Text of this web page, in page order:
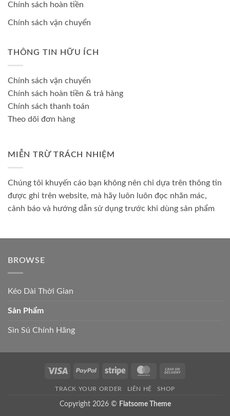
Chính sách hoàn tiền
Chính sách vận chuyển
THÔNG TIN HỮU ÍCH
Chính sách vận chuyển
Chính sách hoàn tiền & trả hàng
Chính sách thanh toán
Theo dõi đơn hàng
MIỄN TRỪ TRÁCH NHIỆM
Chúng tôi khuyến cáo bạn không nên chỉ dựa trên thông tin
được ghi trên website, mà hãy luôn luôn đọc nhãn mác,
cảnh báo và hướng dẫn sử dụng trước khi dùng sản phẩm
BROWSE
Kéo Dài Thời Gian
Sản Phẩm
Sìn Sú Chính Hãng
Visa PayPal Stripe MasterCard
TRACK YOUR ORDER LIÊN HỆ SHOP
Copyright 2026 © Flatsome Theme